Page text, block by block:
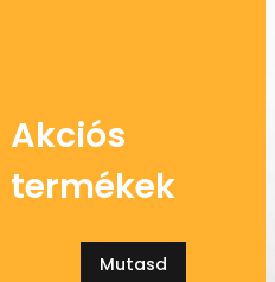
Akciós
termékek
Mutasd